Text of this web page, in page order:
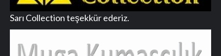
Sarı Collection teşekkür ederiz.